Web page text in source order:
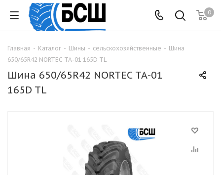
0
Главная - Каталог - Шины - сельскохозяйственные - Шина
650/65R42 NORTEC ТА-01 165D TL
Шина 650/65R42 NORTEC ТА-01
165D TL